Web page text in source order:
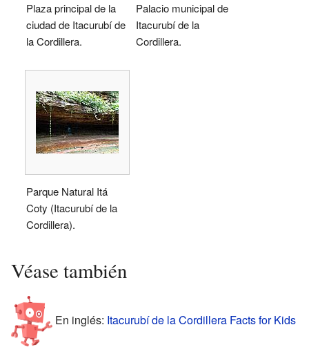
Plaza principal de la
ciudad de Itacurubí de
la Cordillera.
Palacio municipal de
Itacurubí de la
Cordillera.
Parque Natural Itá
Coty (Itacurubí de la
Cordillera).
Véase también
En inglés: Itacurubí de la Cordillera Facts for Kids